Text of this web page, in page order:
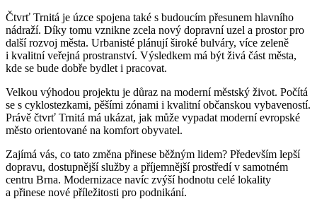
Čtvrť Trnitá je úzce spojena také s budoucím přesunem hlavního
nádraží. Díky tomu vznikne zcela nový dopravní uzel a prostor pro
další rozvoj města. Urbanisté plánují široké bulváry, více zeleně
i kvalitní veřejná prostranství. Výsledkem má být živá část města,
kde se bude dobře bydlet i pracovat.
Velkou výhodou projektu je důraz na moderní městský život. Počítá
se s cyklostezkami, pěšími zónami i kvalitní občanskou vybaveností.
Právě čtvrť Trnitá má ukázat, jak může vypadat moderní evropské
město orientované na komfort obyvatel.
Zajímá vás, co tato změna přinese běžným lidem? Především lepší
dopravu, dostupnější služby a příjemnější prostředí v samotném
centru Brna. Modernizace navíc zvýší hodnotu celé lokality
a přinese nové příležitosti pro podnikání.